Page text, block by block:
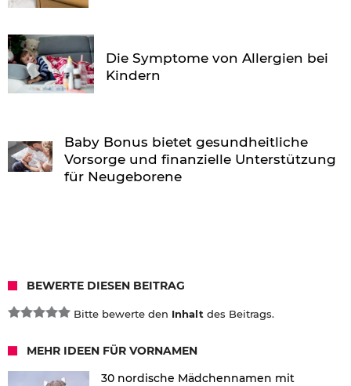
Die Symptome von Allergien bei
Kindern
Baby Bonus bietet gesundheitliche
Vorsorge und finanzielle Unterstützung
für Neugeborene
BEWERTE DIESEN BEITRAG
Bitte bewerte den Inhalt des Beitrags.
MEHR IDEEN FÜR VORNAMEN
30 nordische Mädchennamen mit